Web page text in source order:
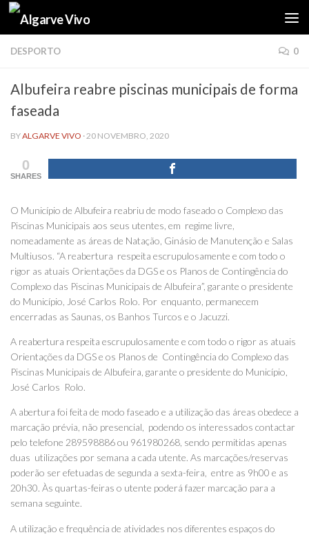
Skip to content
DESPORTO 0
Albufeira reabre piscinas municipais de forma
faseada
BYALGARVE VIVO ·20 NOVEMBRO, 2020
0
SHARES
O Município de Albufeira reabriu de modo faseado o Complexo das
Piscinas Municipais aos seus utentes, em regime livre,
nomeadamente as áreas de Natação, Ginásio de Manutenção e Salas
Multiusos. “A reabertura respeita escrupulosamente e com todo o
rigor as atuais Orientações da DGS e os Planos de Contingência do
Complexo das Piscinas Municipais de Albufeira”, garante o presidente
do Município, José Carlos Rolo. Por enquanto, permanecem
encerradas as Saunas, os Banhos Turcos e o Jacuzzi.
A reabertura respeita escrupulosamente e com todo o rigor as atuais
Orientações da DGS e os Planos de Contingência do Complexo das
Piscinas Municipais de Albufeira, garante o presidente do Município,
José Carlos Rolo.
A abertura foi feita de modo faseado e a utilização das áreas obedece a
marcação prévia, não presencial, podendo os interessados contactar
pelo telefone 289598886 ou 961980268, sendo permitidas apenas
duas utilizações por semana a cada utente. As marcações/reservas
poderão ser efetuadas de segunda a sexta-feira, entre as 9h00 e as
20h30. Às quartas-feiras o utente poderá fazer marcação para a
semana seguinte.
A utilização e frequência de atividades nos diferentes espaços do